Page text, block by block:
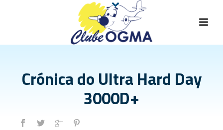
Crónica do Ultra Hard Day
3000D+